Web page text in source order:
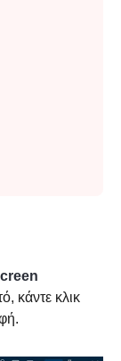
κάντε κλικ